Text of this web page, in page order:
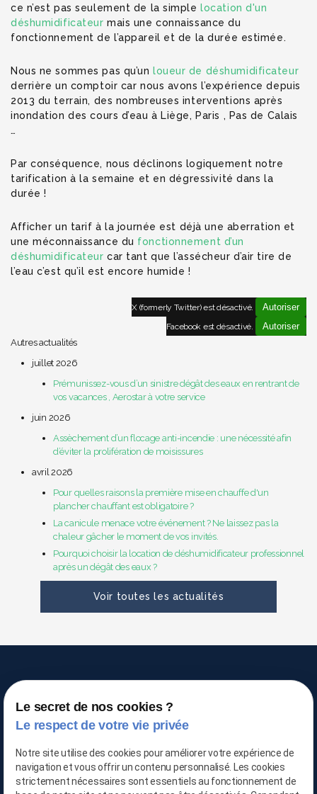
ce n’est pas seulement de la simple location d'un
déshumidificateur mais une connaissance du
fonctionnement de l’appareil et de la durée estimée.
Nous ne sommes pas qu’un loueur de déshumidificateur
derrière un comptoir car nous avons l’expérience depuis
2013 du terrain, des nombreuses interventions après
inondation des cours d’eau à Liège, Paris , Pas de Calais
…
Par conséquence, nous déclinons logiquement notre
tarification à la semaine et en dégressivité dans la
durée !
Afficher un tarif à la journée est déjà une aberration et
une méconnaissance du fonctionnement d’un
déshumidificateur car tant que l’assécheur d’air tire de
l’eau c’est qu’il est encore humide !
X (formerly Twitter) est désactivé. Autoriser
Facebook est désactivé.
Autoriser
Autres actualités
juillet 2026
Prémunissez-vous d’un sinistre dégât des eaux en rentrant de
vos vacances , Aerostar à votre service
juin 2026
Assèchement d’un flocage anti-incendie : une nécessité afin
d’éviter la prolifération de moisissures
avril 2026
Pour quelles raisons la première mise en chauffe d'un
plancher chauffant est obligatoire ?
La canicule menace votre événement ? Ne laissez pas la
chaleur gâcher le moment de vos invités.
Pourquoi choisir la location de déshumidificateur professionnel
après un dégât des eaux ?
Voir toutes les actualités
TRAITEMENT DE L'AIR
Le secret de nos cookies ?
Le respect de votre vie privée
Notre site utilise des cookies pour améliorer votre expérience de
navigation et vous offrir un contenu personnalisé. Les cookies
strictement nécessaires sont essentiels au fonctionnement de